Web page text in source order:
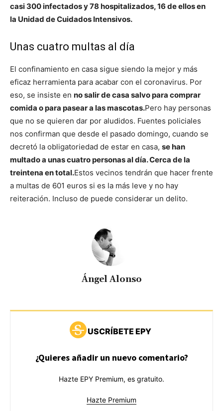
casi 300 infectados y 78 hospitalizados, 16 de ellos en
la Unidad de Cuidados Intensivos.
Unas cuatro multas al día
El confinamiento en casa sigue siendo la mejor y más
eficaz herramienta para acabar con el coronavirus. Por
eso, se insiste en no salir de casa salvo para comprar
comida o para pasear a las mascotas.Pero hay personas
que no se quieren dar por aludidos. Fuentes policiales
nos confirman que desde el pasado domingo, cuando se
decretó la obligatoriedad de estar en casa, se han
multado a unas cuatro personas al día. Cerca de la
treintena en total.Estos vecinos tendrán que hacer frente
a multas de 601 euros si es la más leve y no hay
reiteración. Incluso de puede considerar un delito.
Ángel Alonso
USCRÍBETE EPY
¿Quieres añadir un nuevo comentario?
Hazte EPY Premium, es gratuito.
Hazte Premium